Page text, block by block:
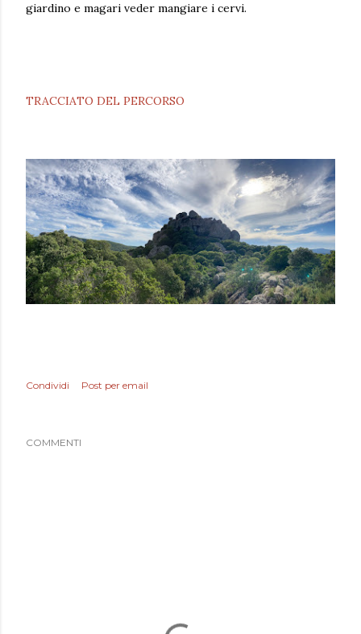
giardino e magari veder mangiare i cervi.
TRACCIATO DEL PERCORSO
Condividi Post per email
COMMENTI